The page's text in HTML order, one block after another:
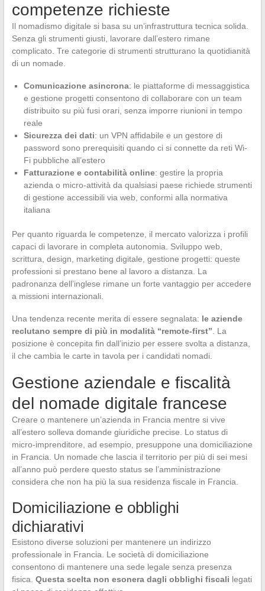
competenze richieste
Il nomadismo digitale si basa su un’infrastruttura tecnica solida.
Senza gli strumenti giusti, lavorare dall’estero rimane
complicato. Tre categorie di strumenti strutturano la quotidianità
di un nomade.
Comunicazione asincrona: le piattaforme di messaggistica
e gestione progetti consentono di collaborare con un team
distribuito su più fusi orari, senza imporre riunioni in tempo
reale
Sicurezza dei dati: un VPN affidabile e un gestore di
password sono prerequisiti quando ci si connette da reti Wi-
Fi pubbliche all’estero
Fatturazione e contabilità online: gestire la propria
azienda o micro-attività da qualsiasi paese richiede strumenti
di gestione accessibili via web, conformi alla normativa
italiana
Per quanto riguarda le competenze, il mercato valorizza i profili
capaci di lavorare in completa autonomia. Sviluppo web,
scrittura, design, marketing digitale, gestione progetti: queste
professioni si prestano bene al lavoro a distanza. La
padronanza dell’inglese rimane un forte vantaggio per accedere
a missioni internazionali.
Una tendenza recente merita di essere segnalata: le aziende
reclutano sempre di più in modalità “remote-first” . La
posizione è concepita fin dall’inizio per essere svolta a distanza,
il che cambia le carte in tavola per i candidati nomadi.
Gestione aziendale e fiscalità
del nomade digitale francese
Creare o mantenere un’azienda in Francia mentre si vive
all’estero solleva domande giuridiche precise. Lo status di
micro-imprenditore, ad esempio, presuppone una domiciliazione
in Francia. Un nomade che lascia il territorio per più di sei mesi
all’anno può perdere questo status se l’amministrazione
considera che non ha più la sua residenza fiscale in Francia.
Domiciliazione e obblighi
dichiarativi
Esistono diverse soluzioni per mantenere un indirizzo
professionale in Francia. Le società di domiciliazione
consentono di mantenere una sede legale senza presenza
fisica. Questa scelta non esonera dagli obblighi fiscali legati